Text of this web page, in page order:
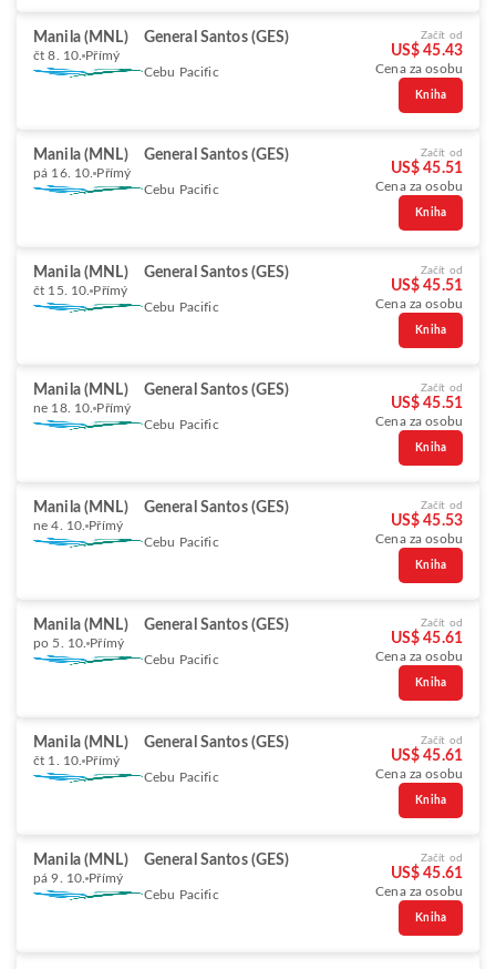
Manila (MNL) General Santos (GES)
čt 8. 10. Přímý
Cebu Pacific
Začít od
US$ 45.43
Cena za osobu
Kniha
Manila (MNL) General Santos (GES)
pá 16. 10. Přímý
Cebu Pacific
Začít od
US$ 45.51
Cena za osobu
Kniha
Manila (MNL) General Santos (GES)
čt 15. 10. Přímý
Cebu Pacific
Začít od
US$ 45.51
Cena za osobu
Kniha
Manila (MNL) General Santos (GES)
ne 18. 10. Přímý
Cebu Pacific
Začít od
US$ 45.51
Cena za osobu
Kniha
Manila (MNL) General Santos (GES)
ne 4. 10. Přímý
Cebu Pacific
Začít od
US$ 45.53
Cena za osobu
Kniha
Manila (MNL) General Santos (GES)
po 5. 10. Přímý
Cebu Pacific
Začít od
US$ 45.61
Cena za osobu
Kniha
Manila (MNL) General Santos (GES)
čt 1. 10. Přímý
Cebu Pacific
Začít od
US$ 45.61
Cena za osobu
Kniha
Manila (MNL) General Santos (GES)
pá 9. 10. Přímý
Cebu Pacific
Začít od
US$ 45.61
Cena za osobu
Kniha